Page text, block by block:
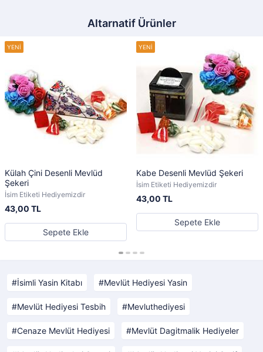
Altarnatif Ürünler
Külah Çini Desenli Mevlüd
Şekeri
İsim Etiketi Hediyemizdir
43,00 TL
Sepete Ekle
Kabe Desenli Mevlüd Şekeri
İsim Etiketi Hediyemizdir
43,00 TL
Sepete Ekle
İsimli Yasin Kitabı Mevlüt Hediyesi Yasin
Mevlüt Hediyesi Tesbih Mevluthediyesi
Cenaze Mevlüt Hediyesi Mevlüt Dagitmalik Hediyeler